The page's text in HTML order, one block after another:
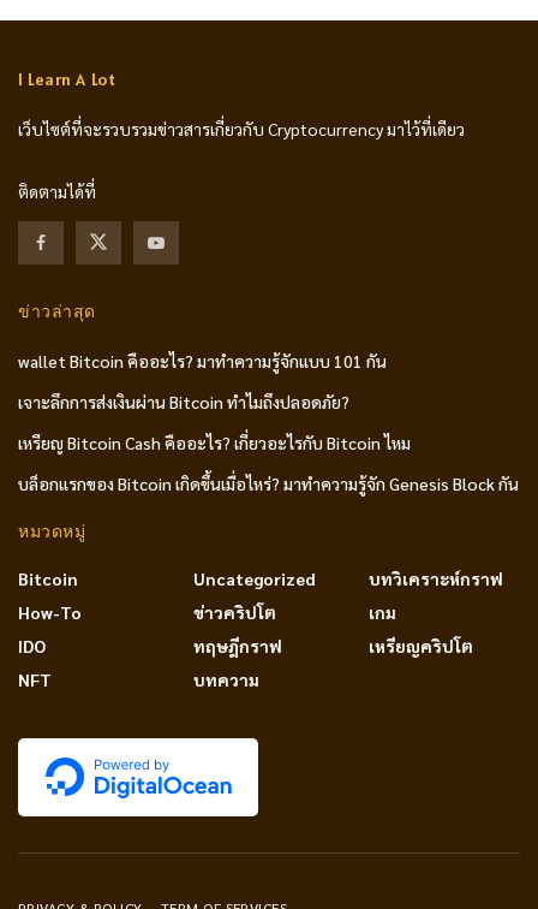
I Learn A Lot
เว็บไซต์ที่จะรวบรวมข่าวสารเกี่ยวกับ Cryptocurrency มาไว้ที่เดียว
ติดตามได้ที่
ข่าวล่าสุด
wallet Bitcoin คืออะไร? มาทำความรู้จักแบบ 101 กัน
เจาะลึกการส่งเงินผ่าน Bitcoin ทำไมถึงปลอดภัย?
เหรียญ Bitcoin Cash คืออะไร? เกี่ยวอะไรกับ Bitcoin ไหม
บล็อกแรกของ Bitcoin เกิดขึ้นเมื่อไหร่? มาทำความรู้จัก Genesis Block กัน
หมวดหมู่
Bitcoin
How-To
IDO
NFT
Uncategorized
ข่าวคริปโต
ทฤษฎีกราฟ
บทความ
บทวิเคราะห์กราฟ
เกม
เหรียญคริปโต